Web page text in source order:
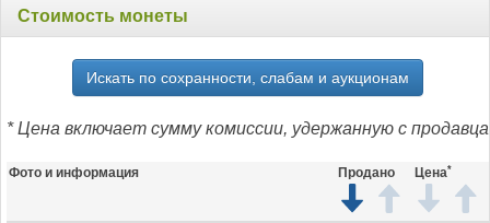
Стоимость монеты
Искать по сохранности, слабам и аукционам
* Цена включает сумму комиссии, удержанную с продавца
Фото и информация Продано Цена*